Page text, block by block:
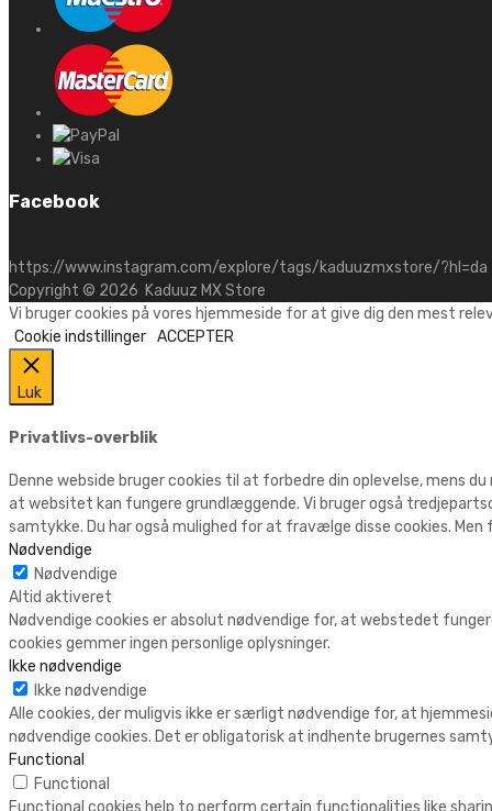
Facebook
https://www.instagram.com/explore/tags/kaduuzmxstore/?hl=da
Copyright © 2026 Kaduuz MX Store
Vi bruger cookies på vores hjemmeside for at give dig den mest
Cookie indstillinger ACCEPTER
Luk
Privatlivs-overblik
Denne webside bruger cookies til at forbedre din oplevelse, mens
at websitet kan fungere grundlæggende. Vi bruger også
samtykke. Du har også mulighed for at fravælge disse cookies.
Nødvendige
Nødvendige
Altid aktiveret
Nødvendige cookies er absolut nødvendige for, at webstedet
cookies gemmer ingen personlige oplysninger.
Ikke nødvendige
Ikke nødvendige
Alle cookies, der muligvis ikke er særligt nødvendige for, at
nødvendige cookies. Det er obligatorisk at indhente brugernes
Functional
Functional